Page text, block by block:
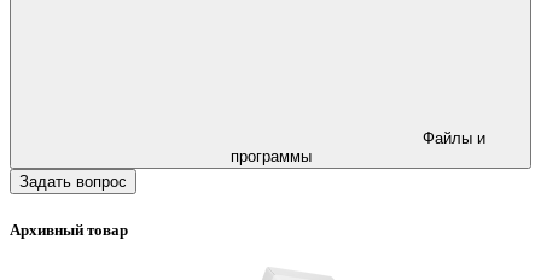
программы
Задать вопрос
Архивный товар